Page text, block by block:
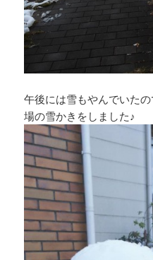
午後には雪もやんでいた
場の雪かきをしました♪